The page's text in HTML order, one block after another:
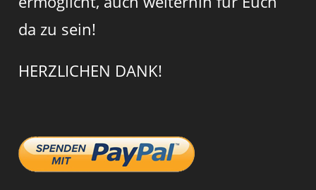
da zu sein!
HERZLICHEN DANK!